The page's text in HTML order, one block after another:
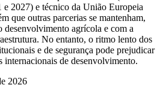
e 2027) e técnico da União Europeia
que outras parcerias se mantenham,
desenvolvimento agrícola e com a
No entanto, o ritmo lento dos
e de segurança pode prejudicar
internacionais de desenvolvimento.
2026